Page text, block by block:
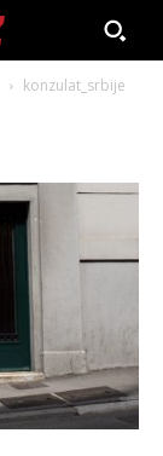
konzulat_srbije